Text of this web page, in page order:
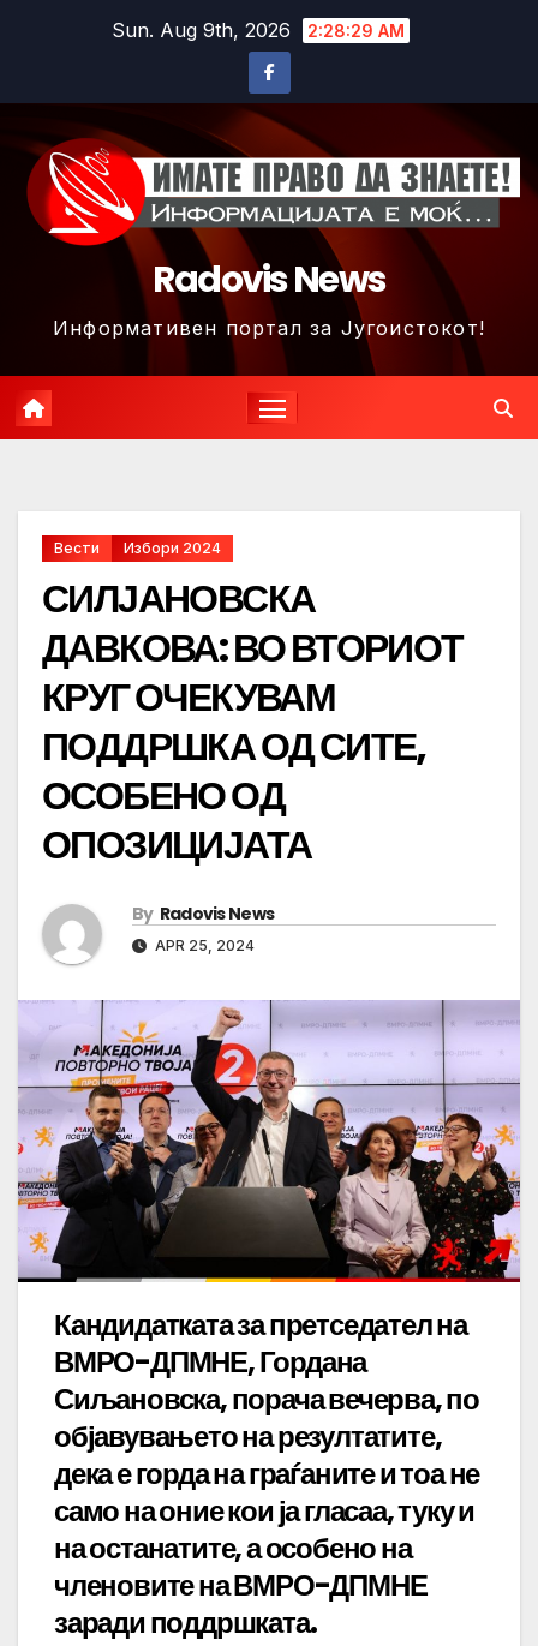
Sun. Aug 9th, 2026 2:28:31 AM
Radovis News
Информативен портал за Југоистокот!
Вести Избори 2024
СИЛЈАНОВСКА
ДАВКОВА: ВО ВТОРИОТ
КРУГ ОЧЕКУВАМ
ПОДДРШКА ОД СИТЕ,
ОСОБЕНО ОД
ОПОЗИЦИЈАТА
By Radovis News
APR 25, 2024
Кандидатката за претседател на
ВМРО-ДПМНЕ, Гордана
Сиљановска, порача вечерва, по
објавувањето на резултатите,
дека е горда на граѓаните и тоа не
само на оние кои ја гласаа, туку и
на останатите, а особено на
членовите на ВМРО-ДПМНЕ
заради поддршката.